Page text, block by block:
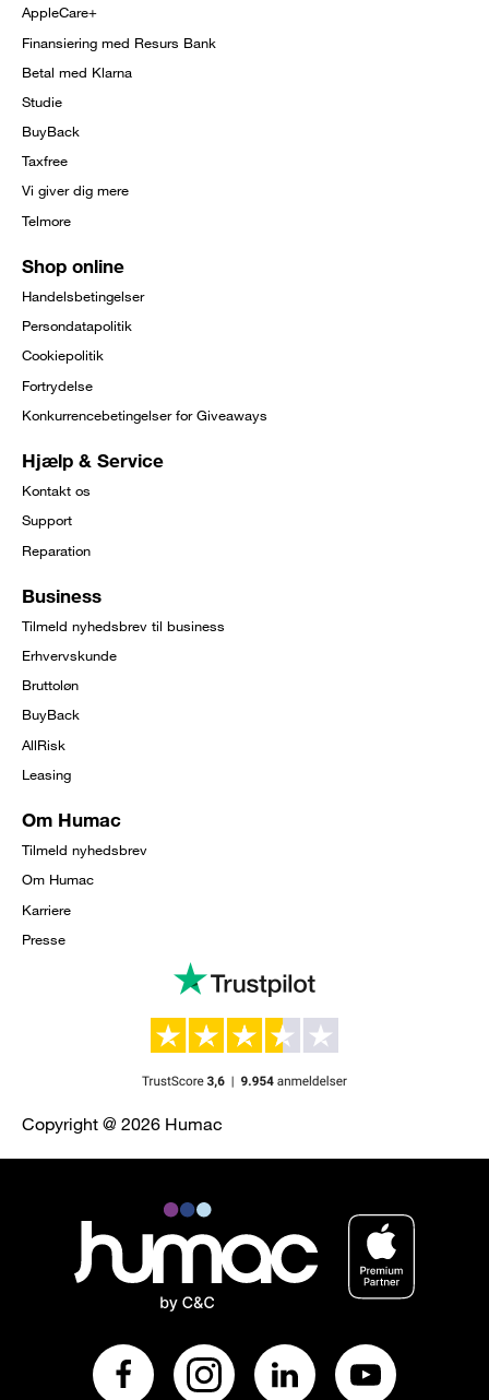
AppleCare+
Finansiering med Resurs Bank
Betal med Klarna
Studie
BuyBack
Taxfree
Vi giver dig mere
Telmore
Shop online
Handelsbetingelser
Persondatapolitik
Cookiepolitik
Fortrydelse
Konkurrencebetingelser for Giveaways
Hjælp & Service
Kontakt os
Support
Reparation
Business
Tilmeld nyhedsbrev til business
Erhvervskunde
Bruttoløn
BuyBack
AllRisk
Leasing
Om Humac
Tilmeld nyhedsbrev
Om Humac
Karriere
Presse
Copyright @ 2026 Humac